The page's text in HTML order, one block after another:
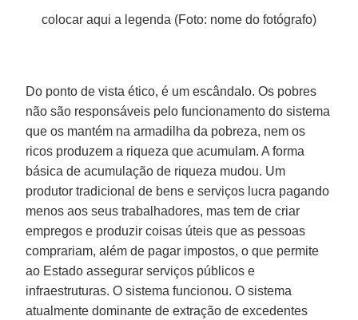
colocar aqui a legenda (Foto: nome do fotógrafo)
Do ponto de vista ético, é um escândalo. Os pobres
não são responsáveis ​​pelo funcionamento do sistema
que os mantém na armadilha da pobreza, nem os
ricos produzem a riqueza que acumulam. A forma
básica de acumulação de riqueza mudou. Um
produtor tradicional de bens e serviços lucra pagando
menos aos seus trabalhadores, mas tem de criar
empregos e produzir coisas úteis que as pessoas
comprariam, além de pagar impostos, o que permite
ao Estado assegurar serviços públicos e
infraestruturas. O sistema funcionou. O sistema
atualmente dominante de extração de excedentes